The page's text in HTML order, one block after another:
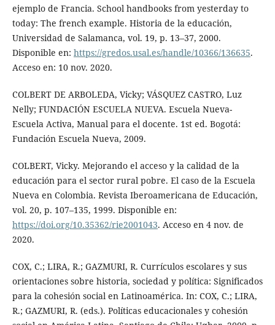
ejemplo de Francia. School handbooks from yesterday to
today: The french example. Historia de la educación,
Universidad de Salamanca, vol. 19, p. 13–37, 2000.
Disponible en: https://gredos.usal.es/handle/10366/136635.
Acceso en: 10 nov. 2020.
COLBERT DE ARBOLEDA, Vicky; VÁSQUEZ CASTRO, Luz
Nelly; FUNDACIÓN ESCUELA NUEVA. Escuela Nueva-
Escuela Activa, Manual para el docente. 1st ed. Bogotá:
Fundación Escuela Nueva, 2009.
COLBERT, Vicky. Mejorando el acceso y la calidad de la
educación para el sector rural pobre. El caso de la Escuela
Nueva en Colombia. Revista Iberoamericana de Educación,
vol. 20, p. 107–135, 1999. Disponible en:
https://doi.org/10.35362/rie2001043. Acceso en 4 nov. de
2020.
COX, C.; LIRA, R.; GAZMURI, R. Currículos escolares y sus
orientaciones sobre historia, sociedad y política: Significados
para la cohesión social en Latinoamérica. In: COX, C.; LIRA,
R.; GAZMURI, R. (eds.). Políticas educacionales y cohesión